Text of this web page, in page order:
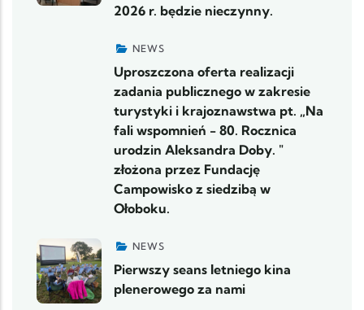
2026 r. będzie nieczynny.
NEWS
Uproszczona oferta realizacji
zadania publicznego w zakresie
turystyki i krajoznawstwa pt. „Na
fali wspomnień - 80. Rocznica
urodzin Aleksandra Doby. "
złożona przez Fundację
Campowisko z siedzibą w
Ołoboku.
NEWS
Pierwszy seans letniego kina
plenerowego za nami